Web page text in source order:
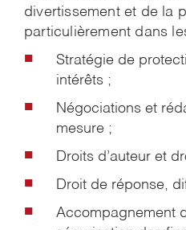
divertissement et de la
particulièrement dans
Stratégie de
intérêts ;
Négociations et
mesure ;
Droits d’auteur et
Droit de réponse,
Accompagnement